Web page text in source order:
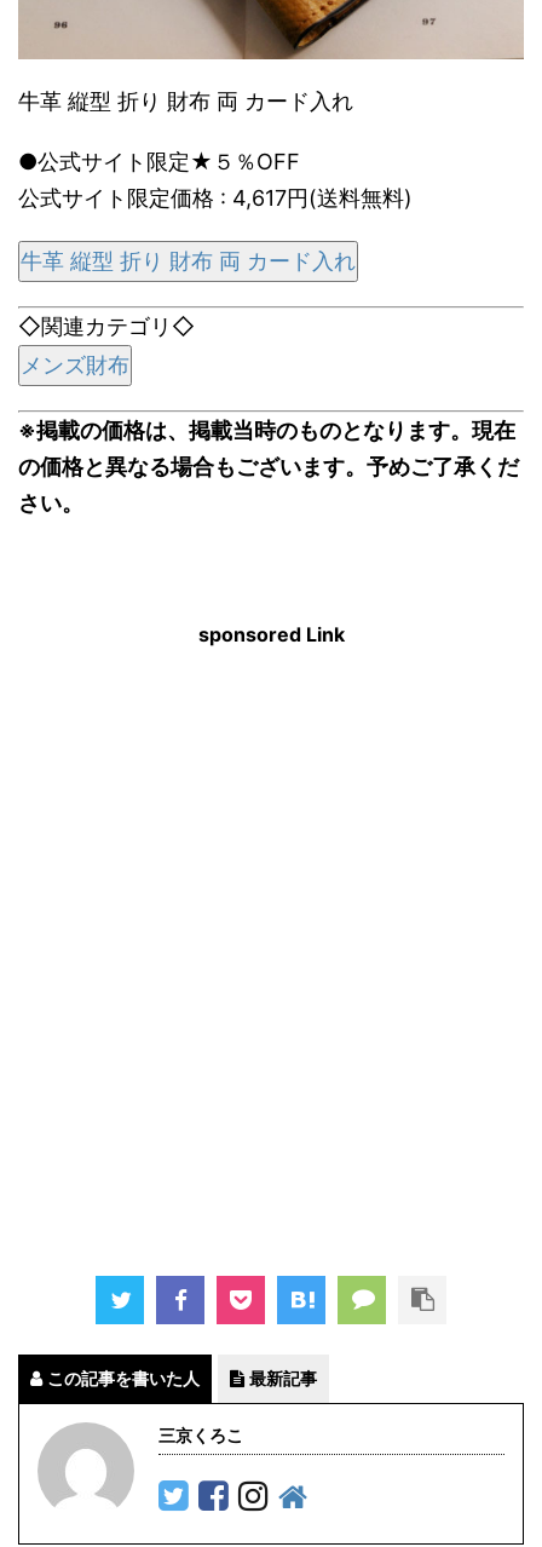
牛革 縦型 折り 財布 両 カード入れ
●公式サイト限定★５％OFF
公式サイト限定価格 : 4,617円(送料無料)
牛革 縦型 折り 財布 両 カード入れ
◇関連カテゴリ◇
メンズ財布
※掲載の価格は、掲載当時のものとなります。現在
の価格と異なる場合もございます。予めご了承くだ
さい。
sponsored Link
この記事を書いた人 最新記事
三京くろこ